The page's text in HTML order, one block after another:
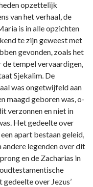
opzettelijk
van het verhaal, de
is in alle opzichten
te zijn geweest met
gevonden, zoals het
tempel vervaardigen,
Sjekalim. De
was o­ngetwijfeld aan
maagd geboren was, o­
verzonnen en niet in
Het gedeelte over
apart bestaan geleid,
legenden over dit
en de Zacharias in
over Jezus’